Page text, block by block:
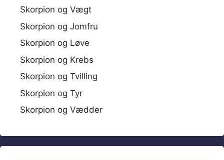
Skorpion og Vægt
Skorpion og Jomfru
Skorpion og Løve
Skorpion og Krebs
Skorpion og Tvilling
Skorpion og Tyr
Skorpion og Vædder